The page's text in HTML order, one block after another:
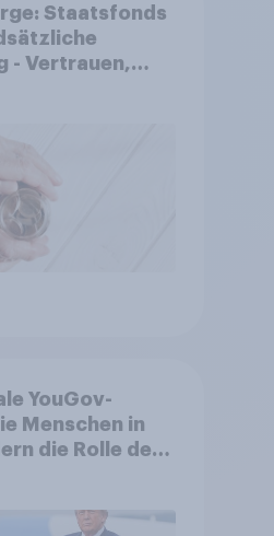
Staatsfonds
- Vertrauen,
YouGov-
Menschen in
die Rolle der
und Bündnisse